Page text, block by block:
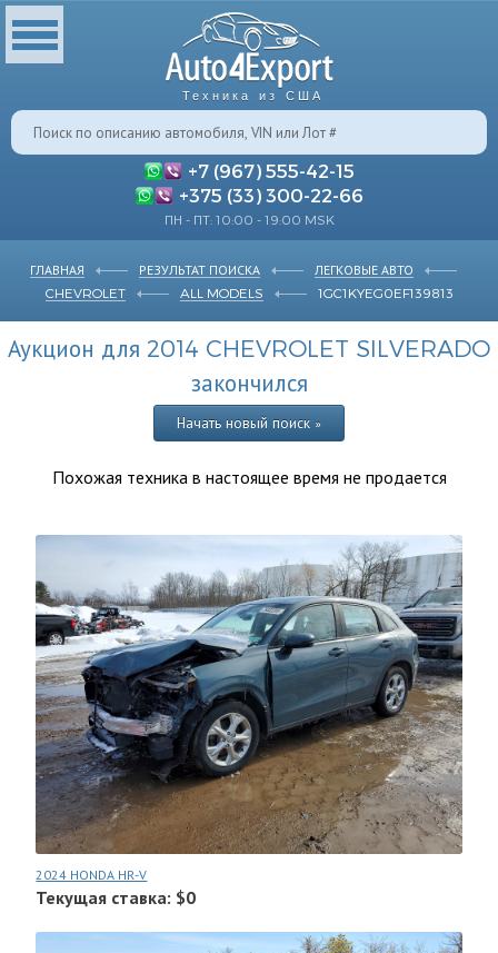
Техника из США
+7 (967) 555-42-15
+375 (33) 300-22-66
ПН - ПТ: 10:00 - 19:00 MSK
ГЛАВНАЯ РЕЗУЛЬТАТ ПОИСКА
ЛЕГКОВЫЕ АВТО
CHEVROLET
ALL MODELS 1GC1KYEG0EF139813
Аукцион для 2014 CHEVROLET SILVERADO
закончился
Начать новый поиск »
Похожая техника в настоящее время не продается
2024 HONDA HR-V
Текущая ставка: $0